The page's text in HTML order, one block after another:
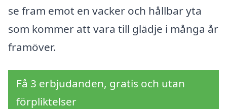
se fram emot en vacker och hållbar yta
som kommer att vara till glädje i många år
framöver.
Få 3 erbjudanden, gratis och utan
förpliktelser